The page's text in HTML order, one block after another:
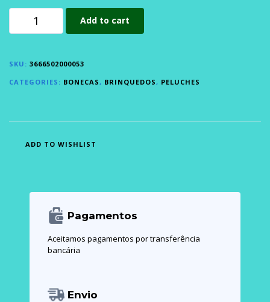
Add to cart
SKU: 3666502000053
CATEGORIES: BONECAS, BRINQUEDOS, PELUCHES
ADD TO WISHLIST
Pagamentos
Aceitamos pagamentos por transferência
bancária
Envio